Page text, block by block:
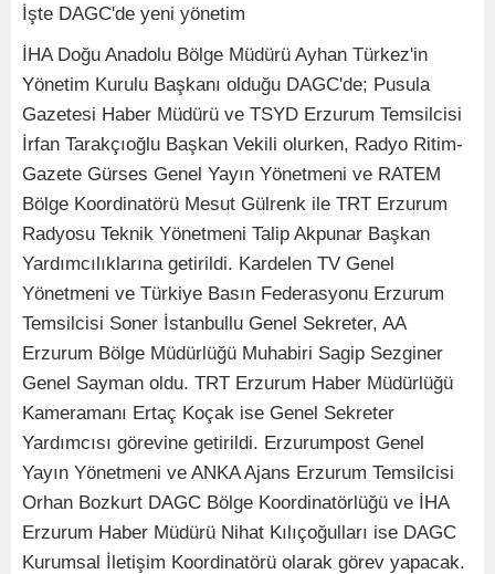
İşte DAGC'de yeni yönetim
İHA Doğu Anadolu Bölge Müdürü Ayhan Türkez'in
Yönetim Kurulu Başkanı olduğu DAGC'de; Pusula
Gazetesi Haber Müdürü ve TSYD Erzurum Temsilcisi
İrfan Tarakçıoğlu Başkan Vekili olurken, Radyo Ritim-
Gazete Gürses Genel Yayın Yönetmeni ve RATEM
Bölge Koordinatörü Mesut Gülrenk ile TRT Erzurum
Radyosu Teknik Yönetmeni Talip Akpunar Başkan
Yardımcılıklarına getirildi. Kardelen TV Genel
Yönetmeni ve Türkiye Basın Federasyonu Erzurum
Temsilcisi Soner İstanbullu Genel Sekreter, AA
Erzurum Bölge Müdürlüğü Muhabiri Sagip Sezginer
Genel Sayman oldu. TRT Erzurum Haber Müdürlüğü
Kameramanı Ertaç Koçak ise Genel Sekreter
Yardımcısı görevine getirildi. Erzurumpost Genel
Yayın Yönetmeni ve ANKA Ajans Erzurum Temsilcisi
Orhan Bozkurt DAGC Bölge Koordinatörlüğü ve İHA
Erzurum Haber Müdürü Nihat Kılıçoğulları ise DAGC
Kurumsal İletişim Koordinatörü olarak görev yapacak.